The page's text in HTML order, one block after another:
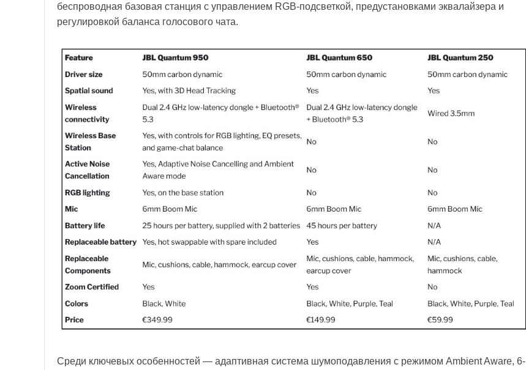
беспроводная базовая станция с управлением RGB-подсветкой, предустановками эквалайзера и
регулировкой баланса голосового чата.
Среди ключевых особенностей — адаптивная система шумоподавления с режимом Ambient Aware, 6-